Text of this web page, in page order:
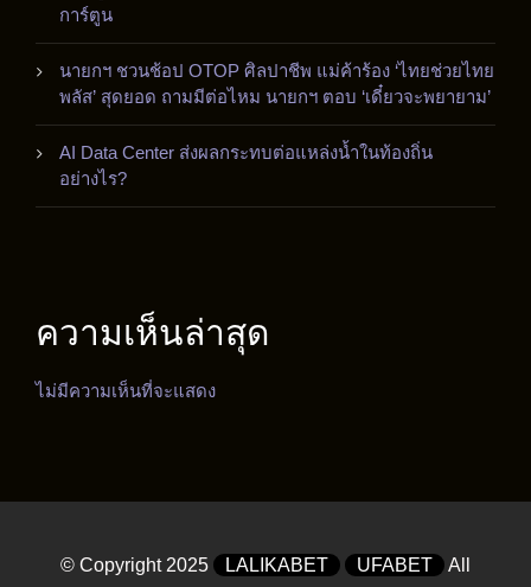
การ์ตูน
นายกฯ ชวนช้อป OTOP ศิลปาชีพ แม่ค้าร้อง ‘ไทยช่วยไทย
พลัส’ สุดยอด ถามมีต่อไหม นายกฯ ตอบ ‘เดี๋ยวจะพยายาม’
AI Data Center ส่งผลกระทบต่อแหล่งน้ำในท้องถิ่น
อย่างไร?
ความเห็นล่าสุด
ไม่มีความเห็นที่จะแสดง
© Copyright 2025 LALIKABET UFABET All